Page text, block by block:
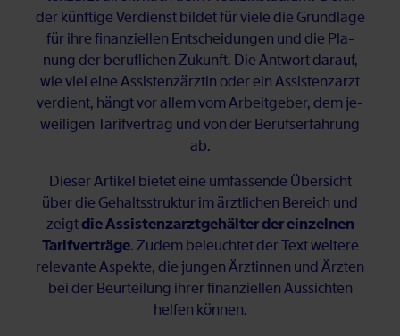
der künf­ti­ge Ver­dienst bil­det für vie­le die Grund­la­ge
für ihre fi­nan­zi­el­len Ent­schei­dun­gen und die Pla­
nung der be­ruf­li­chen Zu­kunft. Die Ant­wort dar­auf,
wie viel eine As­sis­tenz­ärz­tin oder ein As­sis­tenz­arzt
ver­dient, hängt vor al­lem vom Ar­beit­ge­ber, dem je­
wei­li­gen Ta­rif­ver­trag und von der Be­rufs­er­fah­rung
ab.
Die­ser Ar­ti­kel bie­tet eine um­fas­sen­de Über­sicht
über die Ge­halts­struk­tur im ärzt­li­chen Be­reich und
zeigtdie Assistenzarztgehälter der einzelnen
Tarifverträge. Zu­dem be­leuch­tet der Text wei­te­re
re­le­van­te As­pek­te, die jun­gen Ärz­tin­nen und Ärz­ten
bei der Be­ur­tei­lung ih­rer fi­nan­zi­el­len Aus­sich­ten
hel­fen kön­nen.